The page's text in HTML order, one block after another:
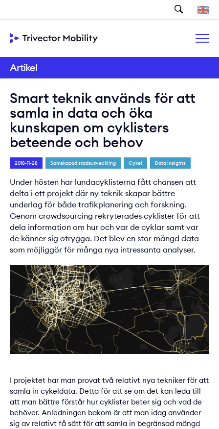
Sök
Artikel
Smart teknik används för att
samla in data och öka
kunskapen om cyklisters
beteende och behov
2018-11-28 Samskapad stadsutveckling Cykel Data insights
Under hösten har lundacyklisterna fått chansen att
delta i ett projekt där ny teknik skapar bättre
underlag för både trafikplanering och forskning.
Genom crowdsourcing rekryterades cyklister för att
dela information om hur och var de cyklar samt var
de känner sig otrygga. Det blev en stor mängd data
som möjliggör för många nya intressanta analyser.
I projektet har man provat två relativt nya tekniker för att
samla in cykeldata. Detta för att se om det kan leda till
att man bättre förstår hur cyklister beter sig och vad de
behöver. Anledningen bakom är att man idag använder
sig av relativt få sätt för att samla in begränsad mängd